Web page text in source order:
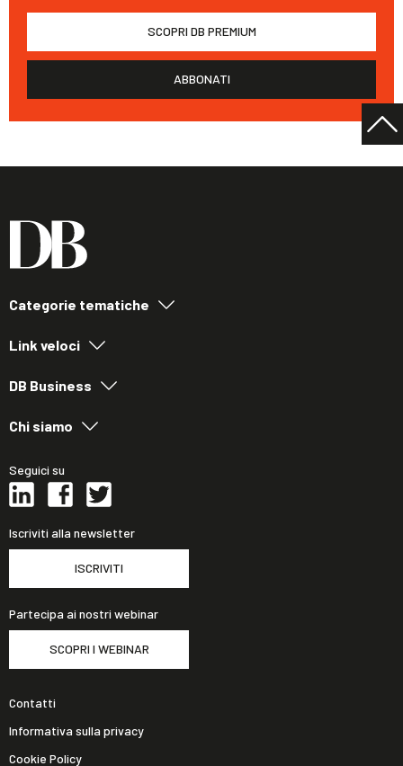
SCOPRI DB PREMIUM
ABBONATI
Categorie tematiche
Link veloci
DB Business
Chi siamo
Seguici su
Iscriviti alla newsletter
ISCRIVITI
Partecipa ai nostri webinar
SCOPRI I WEBINAR
Contatti
Informativa sulla privacy
Cookie Policy